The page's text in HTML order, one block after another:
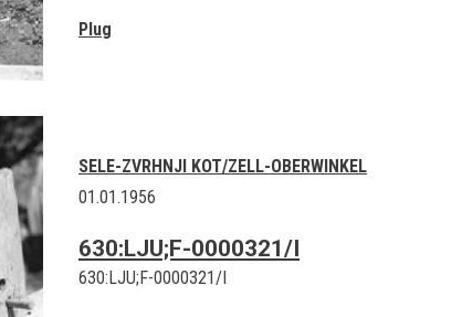
Plug
SELE-ZVRHNJI KOT/ZELL-OBERWINKEL
01.01.1956
630:LJU;F-0000321/I
630:LJU;F-0000321/I